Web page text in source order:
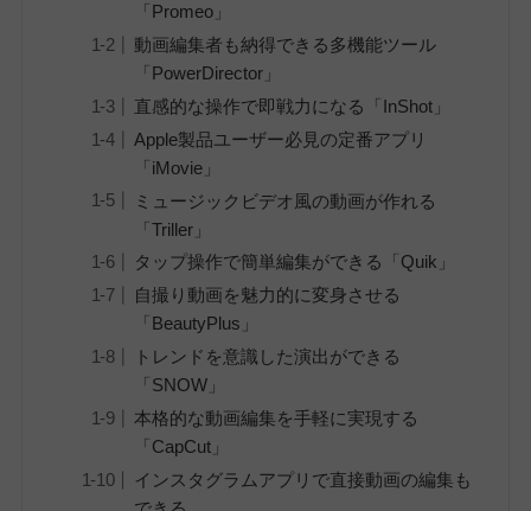
「Promeo」
動画編集者も納得できる多機能ツール
「PowerDirector」
直感的な操作で即戦力になる「InShot」
Apple製品ユーザー必見の定番アプリ
「iMovie」
ミュージックビデオ風の動画が作れる
「Triller」
タップ操作で簡単編集ができる「Quik」
自撮り動画を魅力的に変身させる
「BeautyPlus」
トレンドを意識した演出ができる
「SNOW」
本格的な動画編集を手軽に実現する
「CapCut」
インスタグラムアプリで直接動画の編集も